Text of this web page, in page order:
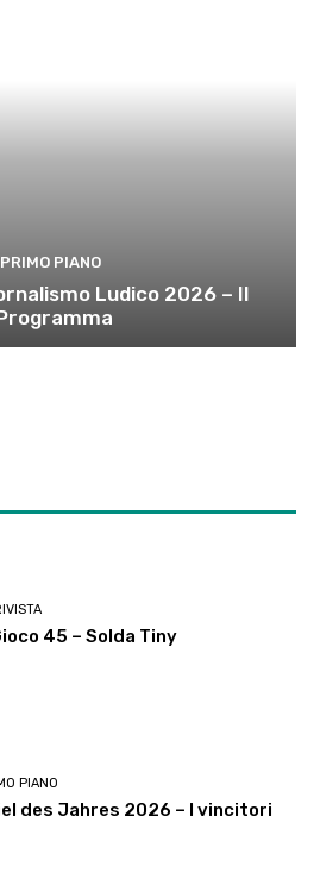
PRIMO PIANO
Ludico 2026 – Il
45 – Solda Tiny
PIANO
des Jahres 2026 – I vincitori